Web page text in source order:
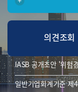
의견조회